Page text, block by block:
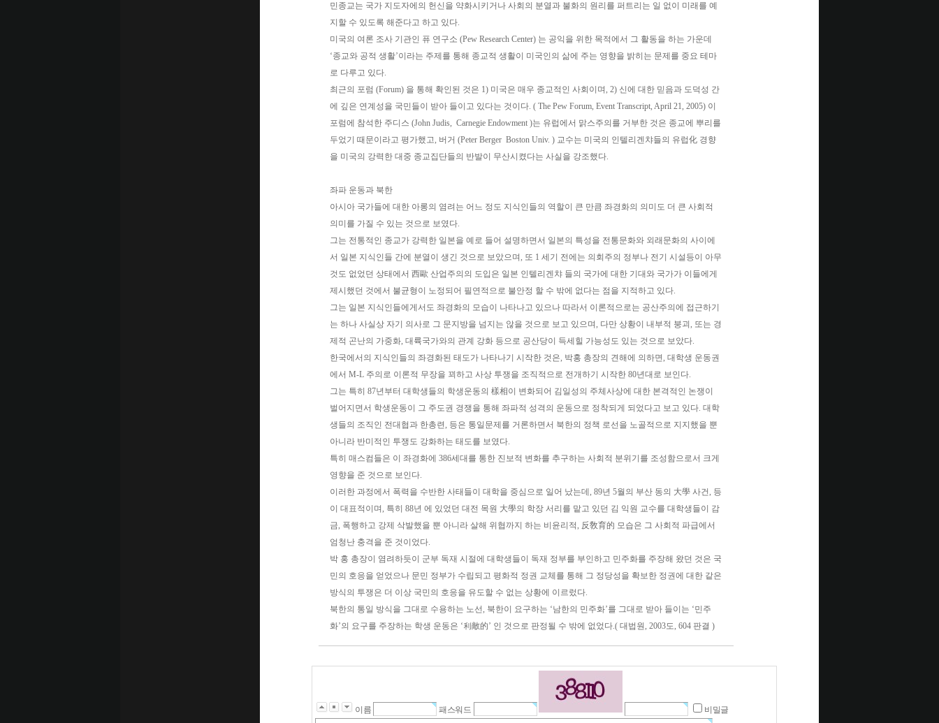
민종교는 국가 지도자에의 헌신을 약화시키거나 사회의 분열과 불화의 원리를 퍼트리는 일 없이 미래를 예
지할 수 있도록 해준다고 하고 있다.
미국의 여론 조사 기관인 퓨 연구소 (Pew Research Center) 는 공익을 위한 목적에서 그 활동을 하는 가운데
‘종교와 공적 생활’이라는 주제를 통해 종교적 생활이 미국인의 삶에 주는 영향을 밝히는 문제를 중요 테마
로 다루고 있다.
최근의 포럼 (Forum) 을 통해 확인된 것은 1) 미국은 매우 종교적인 사회이며, 2) 신에 대한 믿음과 도덕성 간
에 깊은 연계성을 국민들이 받아 들이고 있다는 것이다. ( The Pew Forum, Event Transcript, April 21, 2005) 이
포럼에 참석한 주디스 (John Judis, Carnegie Endowment )는 유럽에서 맑스주의를 거부한 것은 종교에 뿌리를
두었기 때문이라고 평가했고, 버거 (Peter Berger Boston Univ. ) 교수는 미국의 인텔리겐챠들의 유럽化 경향
을 미국의 강력한 대중 종교집단들의 반발이 무산시켰다는 사실을 강조했다.
좌파 운동과 북한
아시아 국가들에 대한 아롱의 염려는 어느 정도 지식인들의 역할이 큰 만큼 좌경화의 의미도 더 큰 사회적
의미를 가질 수 있는 것으로 보였다.
그는 전통적인 종교가 강력한 일본을 예로 들어 설명하면서 일본의 특성을 전통문화와 외래문화의 사이에
서 일본 지식인들 간에 분열이 생긴 것으로 보았으며, 또 1 세기 전에는 의회주의 정부나 전기 시설등이 아무
것도 없었던 상태에서 西歐 산업주의의 도입은 일본 인텔리겐챠 들의 국가에 대한 기대와 국가가 이들에게
제시했던 것에서 불균형이 노정되어 필연적으로 불안정 할 수 밖에 없다는 점을 지적하고 있다.
그는 일본 지식인들에게서도 좌경화의 모습이 나타나고 있으나 따라서 이론적으로는 공산주의에 접근하기
는 하나 사실상 자기 의사로 그 문지방을 넘지는 않을 것으로 보고 있으며, 다만 상황이 내부적 붕괴, 또는 경
제적 곤난의 가중화, 대륙국가와의 관계 강화 등으로 공산당이 득세힐 가능성도 있는 것으로 보았다.
한국에서의 지식인들의 좌경화된 태도가 나타나기 시작한 것은, 박홍 총장의 견해에 의하면, 대학생 운동권
에서 M-L 주의로 이론적 무장을 꾀하고 사상 투쟁을 조직적으로 전개하기 시작한 80년대로 보인다.
그는 특히 87년부터 대학생들의 학생운동의 樣相이 변화되어 김일성의 주체사상에 대한 본격적인 논쟁이
벌어지면서 학생운동이 그 주도권 경쟁을 통해 좌파적 성격의 운동으로 정착되게 되었다고 보고 있다. 대학
생들의 조직인 전대협과 한총련, 등은 통일문제를 거론하면서 북한의 정책 로선을 노골적으로 지지했을 뿐
아니라 반미적인 투쟁도 강화하는 태도를 보였다.
특히 매스컴들은 이 좌경화에 386세대를 통한 진보적 변화를 추구하는 사회적 분위기를 조성함으로서 크게
영향을 준 것으로 보인다.
이러한 과정에서 폭력을 수반한 사태들이 대학을 중심으로 일어 났는데, 89년 5월의 부산 동의 大學 사건, 등
이 대표적이며, 특히 88년 에 있었던 대전 목원 大學의 학장 서리를 맡고 있던 김 익원 교수를 대학생들이 감
금, 폭행하고 강제 삭발했을 뿐 아니라 살해 위협까지 하는 비윤리적, 反敎育的 모습은 그 사회적 파급에서
엄청난 충격을 준 것이었다.
박 홍 총장이 염려하듯이 군부 독재 시절에 대학생들이 독재 정부를 부인하고 민주화를 주장해 왔던 것은 국
민의 호응을 얻었으나 문민 정부가 수립되고 평화적 정권 교체를 통해 그 정당성을 확보한 정권에 대한 같은
방식의 투쟁은 더 이상 국민의 호응을 유도할 수 없는 상황에 이르렀다.
북한의 통일 방식을 그대로 수용하는 노선, 북한이 요구하는 ‘남한의 민주화’를 그대로 받아 들이는 ‘민주
화’의 요구를 주장하는 학생 운동은 ‘利敵的’ 인 것으로 판정될 수 밖에 없었다.( 대법원, 2003도, 604 판결 )
이름 패스워드 비밀글